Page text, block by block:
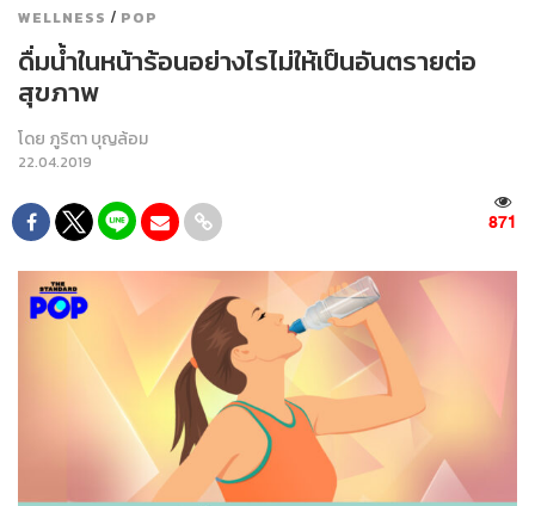
WELLNESS / POP
ดื่มน้ำในหน้าร้อนอย่างไรไม่ให้เป็นอันตรายต่อ
สุขภาพ
โดย ภูริตา บุญล้อม
22.04.2019
871